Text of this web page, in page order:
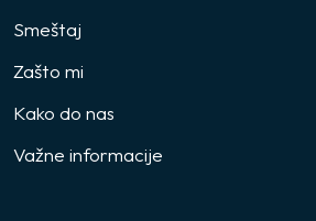
Smeštaj
Zašto mi
Kako do nas
Važne informacije